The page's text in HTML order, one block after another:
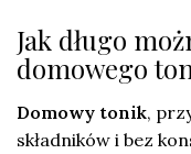
Jak długo
domowego
Domowy tonik,
składników i bez